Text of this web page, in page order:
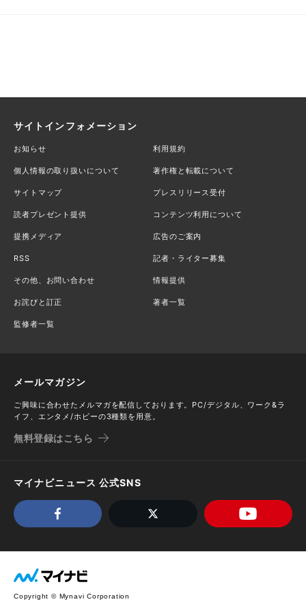
サイトインフォメーション
お知らせ 利用規約
個人情報の取り扱いについて 著作権と転載について
サイトマップ プレスリリース受付
読者プレゼント提供 コンテンツ利用について
提携メディア 広告のご案内
RSS 記者・ライター募集
その他、お問い合わせ 情報提供
お詫びと訂正 著者一覧
監修者一覧
メールマガジン
ご興味に合わせたメルマガを配信しております。PC/デジタル、ワーク&ラ
イフ、エンタメ/ホビーの3種類を用意。
無料登録はこちら
マイナビニュース 公式SNS
Copyright © Mynavi Corporation